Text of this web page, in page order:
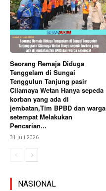
Seorang Remaja Diduga
Tenggelam di Sungai
Tenggulun Tanjung pasir
Cilamaya Wetan Hanya sepeda
korban yang ada di
jembatan,Tim BPBD dan warga
setempat Melakukan
Pencarian...
31 Juli 2026
NASIONAL